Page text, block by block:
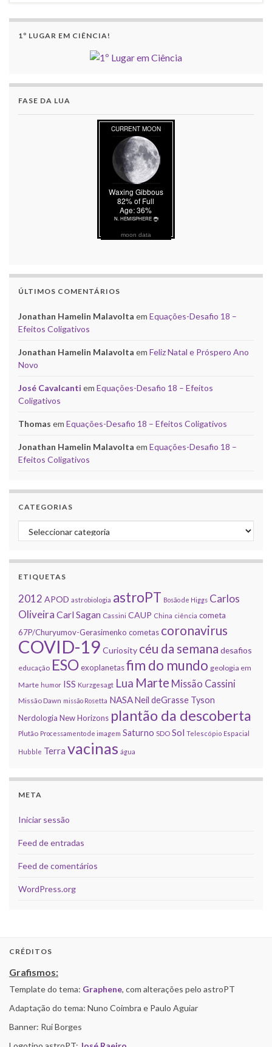
1º LUGAR EM CIÊNCIA!
FASE DA LUA
moon data
ÚLTIMOS COMENTÁRIOS
Jonathan Hamelin Malavolta em Equações-Desafio 18 –
Efeitos Coligativos
Jonathan Hamelin Malavolta em Feliz Natal e Próspero Ano
Novo
José Cavalcanti em Equações-Desafio 18 – Efeitos
Coligativos
Thomas em Equações-Desafio 18 – Efeitos Coligativos
Jonathan Hamelin Malavolta em Equações-Desafio 18 –
Efeitos Coligativos
CATEGORIAS
Categorias
ETIQUETAS
2012 APOD astrobiologia astroPT Bosão de Higgs Carlos
Oliveira Carl Sagan Cassini CAUP China ciência cometa
67P/Churyumov-Gerasimenko cometas coronavirus
COVID-19 Curiosity céu da semana desafios
educação ESOexoplanetasfim do mundo geologia em
Marte humor ISS Kurzgesagt Lua Marte Missão Cassini
Missão Dawn missão Rosetta NASANeil deGrasse Tyson
Nerdologia New Horizons plantão da descoberta
Plutão Processamento de imagem Saturno SDO Sol Telescópio Espacial
Hubble Terra vacinas água
META
Iniciar sessão
Feed de entradas
Feed de comentários
WordPress.org
CRÉDITOS
Grafismos:
Template do tema: Graphene, com alterações pelo astroPT
Adaptação do tema: Nuno Coimbra e Paulo Aguiar
Banner: Rui Borges